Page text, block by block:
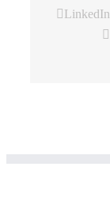
LinkedIn